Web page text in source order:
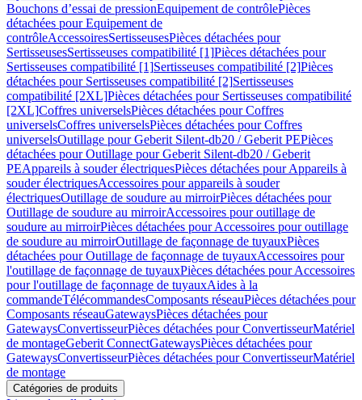
Bouchons d’essai de pressionEquipement de contrôlePièces
détachées pour Equipement de
contrôleAccessoiresSertisseusesPièces détachées pour
SertisseusesSertisseuses compatibilité [1]Pièces détachées pour
Sertisseuses compatibilité [1]Sertisseuses compatibilité [2]Pièces
détachées pour Sertisseuses compatibilité [2]Sertisseuses
compatibilité [2XL]Pièces détachées pour Sertisseuses compatibilité
[2XL]Coffres universelsPièces détachées pour Coffres
universelsCoffres universelsPièces détachées pour Coffres
universelsOutillage pour Geberit Silent-db20 / Geberit PEPièces
détachées pour Outillage pour Geberit Silent-db20 / Geberit
PEAppareils à souder électriquesPièces détachées pour Appareils à
souder électriquesAccessoires pour appareils à souder
électriquesOutillage de soudure au mirroirPièces détachées pour
Outillage de soudure au mirroirAccessoires pour outillage de
soudure au mirroirPièces détachées pour Accessoires pour outillage
de soudure au mirroirOutillage de façonnage de tuyauxPièces
détachées pour Outillage de façonnage de tuyauxAccessoires pour
l'outillage de façonnage de tuyauxPièces détachées pour Accessoires
pour l'outillage de façonnage de tuyauxAides à la
commandeTélécommandesComposants réseauPièces détachées pour
Composants réseauGatewaysPièces détachées pour
GatewaysConvertisseurPièces détachées pour ConvertisseurMatériel
de montageGeberit ConnectGatewaysPièces détachées pour
GatewaysConvertisseurPièces détachées pour ConvertisseurMatériel
de montage
Catégories de produits